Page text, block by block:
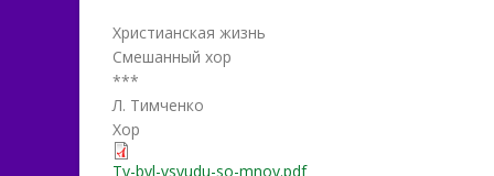
Христианская жизнь
Смешанный хор
***
Л. Тимченко
Хор
Ty-byl-vsyudu-so-mnoy.pdf